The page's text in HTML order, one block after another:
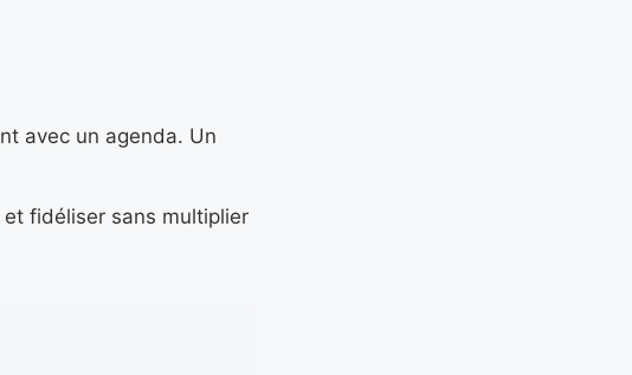
avec un agenda. Un
fidéliser sans multiplier